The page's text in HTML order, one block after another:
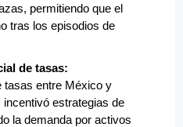
permitiendo que el
tras los episodios de
de tasas:
tasas entre México y
estrategias de
la demanda por activos